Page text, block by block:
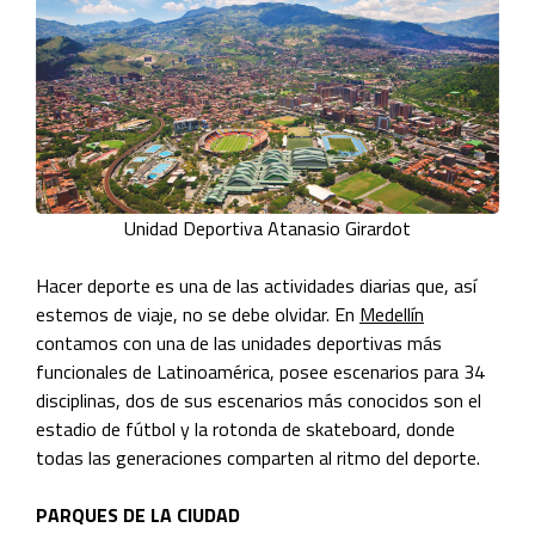
Unidad Deportiva Atanasio Girardot
Hacer deporte es una de las actividades diarias que, así
estemos de viaje, no se debe olvidar. En Medellín
contamos con una de las unidades deportivas más
funcionales de Latinoamérica, posee escenarios para 34
disciplinas, dos de sus escenarios más conocidos son el
estadio de fútbol y la rotonda de skateboard, donde
todas las generaciones comparten al ritmo del deporte.
PARQUES DE LA CIUDAD